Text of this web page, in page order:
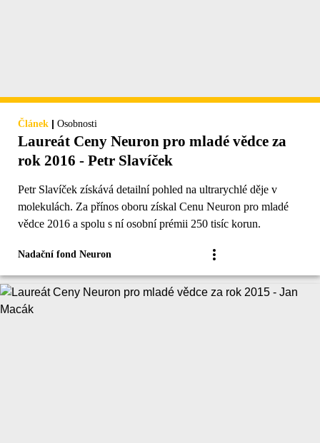
Článek | Osobnosti
Laureát Ceny Neuron pro mladé vědce za
rok 2016 - Petr Slavíček
Petr Slavíček získává detailní pohled na ultrarychlé děje v
molekulách. Za přínos oboru získal Cenu Neuron pro mladé
vědce 2016 a spolu s ní osobní prémii 250 tisíc korun.
Nadační fond Neuron